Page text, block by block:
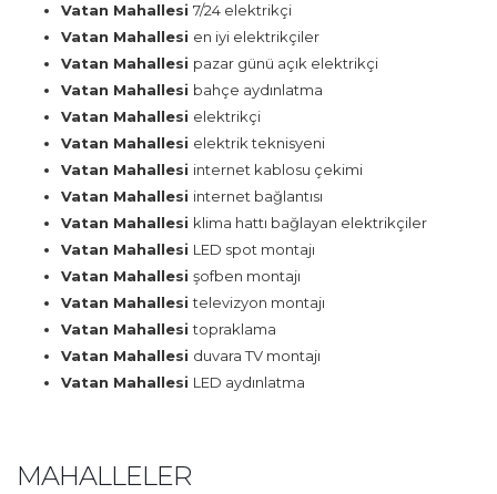
Vatan Mahallesi 7/24 elektrikçi
Vatan Mahallesi en iyi elektrikçiler
Vatan Mahallesi pazar günü açık elektrikçi
Vatan Mahallesi bahçe aydınlatma
Vatan Mahallesi elektrikçi
Vatan Mahallesi elektrik teknisyeni
Vatan Mahallesi internet kablosu çekimi
Vatan Mahallesi internet bağlantısı
Vatan Mahallesi klima hattı bağlayan elektrikçiler
Vatan Mahallesi LED spot montajı
Vatan Mahallesi şofben montajı
Vatan Mahallesitelevizyon montajı
Vatan Mahallesitopraklama
Vatan Mahallesi duvara TV montajı
Vatan Mahallesi LED aydınlatma
MAHALLELER